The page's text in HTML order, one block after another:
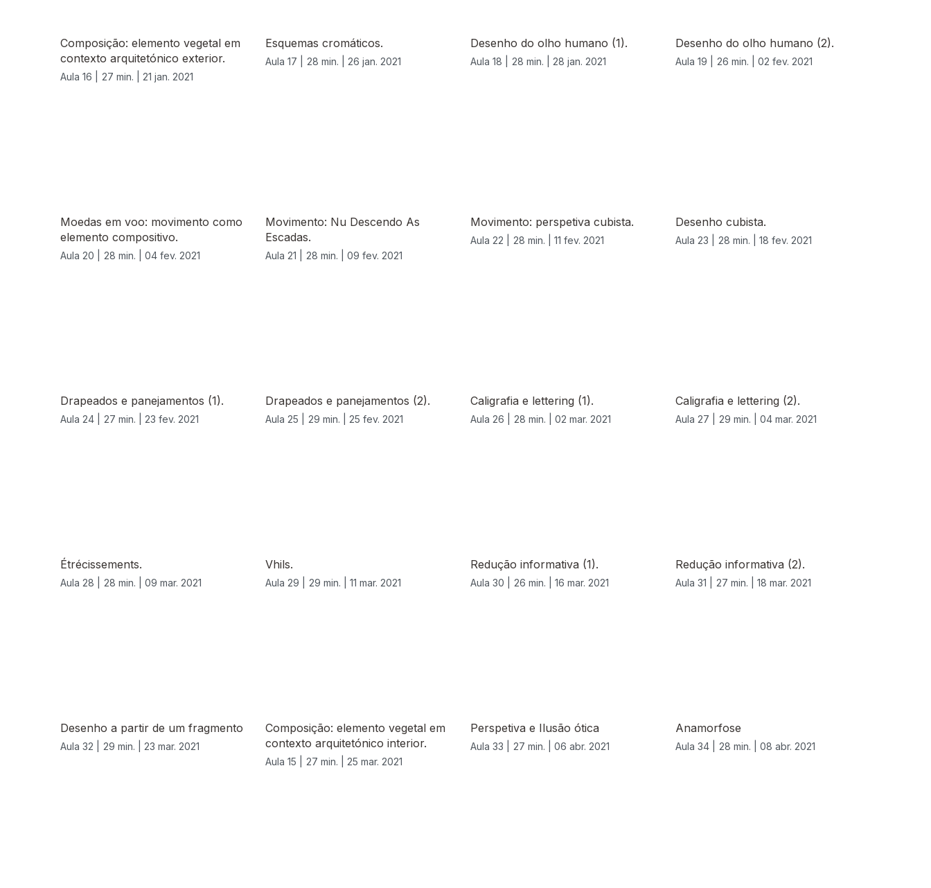
Composição: elemento vegetal em
contexto arquitetónico exterior.
Aula 16 | 27 min. | 21 jan. 2021
Esquemas cromáticos.
Aula 17 | 28 min. | 26 jan. 2021
Desenho do olho humano (1).
Aula 18 | 28 min. | 28 jan. 2021
Desenho do olho humano (2).
Aula 19 | 26 min. | 02 fev. 2021
Moedas em voo: movimento como
elemento compositivo.
Aula 20 | 28 min. | 04 fev. 2021
Movimento: Nu Descendo As
Escadas.
Aula 21 | 28 min. | 09 fev. 2021
Movimento: perspetiva cubista.
Aula 22 | 28 min. | 11 fev. 2021
Desenho cubista.
Aula 23 | 28 min. | 18 fev. 2021
Drapeados e panejamentos (1).
Aula 24 | 27 min. | 23 fev. 2021
Drapeados e panejamentos (2).
Aula 25 | 29 min. | 25 fev. 2021
Caligrafia e lettering (1).
Aula 26 | 28 min. | 02 mar. 2021
Caligrafia e lettering (2).
Aula 27 | 29 min. | 04 mar. 2021
Étrécissements.
Aula 28 | 28 min. | 09 mar. 2021
Vhils.
Aula 29 | 29 min. | 11 mar. 2021
Redução informativa (1).
Aula 30 | 26 min. | 16 mar. 2021
Redução informativa (2).
Aula 31 | 27 min. | 18 mar. 2021
Desenho a partir de um fragmento
Aula 32 | 29 min. | 23 mar. 2021
Composição: elemento vegetal em
contexto arquitetónico interior.
Aula 15 | 27 min. | 25 mar. 2021
Perspetiva e Ilusão ótica
Aula 33 | 27 min. | 06 abr. 2021
Anamorfose
Aula 34 | 28 min. | 08 abr. 2021